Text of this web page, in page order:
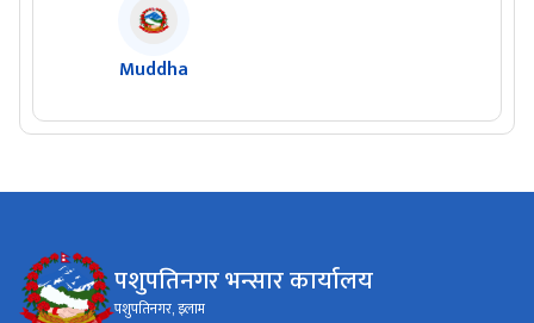
Muddha
पशुपतिनगर भन्सार कार्यालय
पशुपतिनगर, इलाम